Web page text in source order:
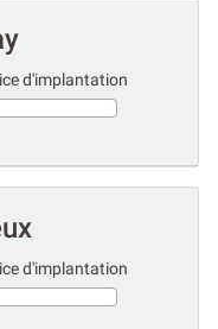
d'implantation
d'implantation